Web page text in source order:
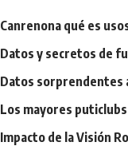
Canrenona qué es
Datos y secretos de
Datos sorprendentes
Los mayores
Impacto de la Visión